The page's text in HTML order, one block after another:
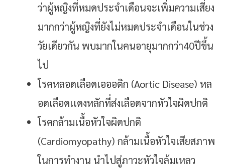
ว่าผู้หญิงที่หมดประจำเดือนจะเพิ่มความเสี่ยง
มากกว่าผู้หญิงที่ยังไม่หมดประจำเดือนในช่วง
วัยเดียวกัน พบมากในคนอายุมากกว่า40ปีขึ้น
ไป
โรคหลอดเลือดเอออติก (Aortic Disease) หล
อดเลือดเเดงหลักที่ส่งเลือดจากหัวใจผิดปกติ
โรคกล้ามเนื้อหัวใจผิดปกติ
(Cardiomyopathy) กล้ามเนื้อหัวใจเสียสภาพ
ในการทำงาน นำไปสู่ภาวะหัวใจล้มเหลว